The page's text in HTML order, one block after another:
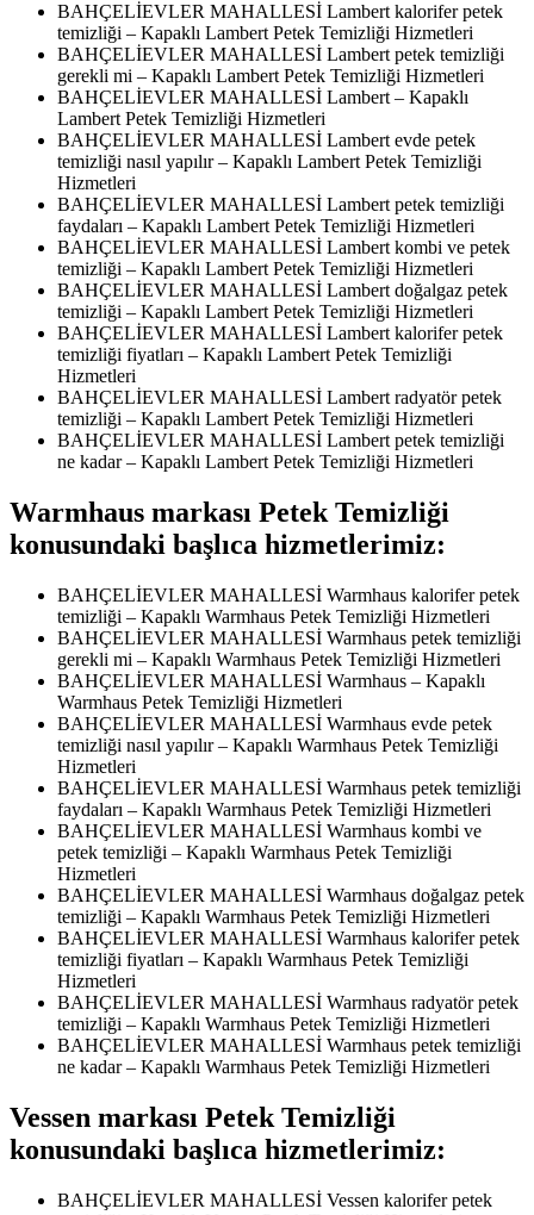
BAHÇELİEVLER MAHALLESİ Lambert kalorifer petek
temizliği – Kapaklı Lambert Petek Temizliği Hizmetleri
BAHÇELİEVLER MAHALLESİ Lambert petek temizliği
gerekli mi – Kapaklı Lambert Petek Temizliği Hizmetleri
BAHÇELİEVLER MAHALLESİ Lambert – Kapaklı
Lambert Petek Temizliği Hizmetleri
BAHÇELİEVLER MAHALLESİ Lambert evde petek
temizliği nasıl yapılır – Kapaklı Lambert Petek Temizliği
Hizmetleri
BAHÇELİEVLER MAHALLESİ Lambert petek temizliği
faydaları – Kapaklı Lambert Petek Temizliği Hizmetleri
BAHÇELİEVLER MAHALLESİ Lambert kombi ve petek
temizliği – Kapaklı Lambert Petek Temizliği Hizmetleri
BAHÇELİEVLER MAHALLESİ Lambert doğalgaz petek
temizliği – Kapaklı Lambert Petek Temizliği Hizmetleri
BAHÇELİEVLER MAHALLESİ Lambert kalorifer petek
temizliği fiyatları – Kapaklı Lambert Petek Temizliği
Hizmetleri
BAHÇELİEVLER MAHALLESİ Lambert radyatör petek
temizliği – Kapaklı Lambert Petek Temizliği Hizmetleri
BAHÇELİEVLER MAHALLESİ Lambert petek temizliği
ne kadar – Kapaklı Lambert Petek Temizliği Hizmetleri
Warmhaus markası Petek Temizliği
konusundaki başlıca hizmetlerimiz:
BAHÇELİEVLER MAHALLESİ Warmhaus kalorifer petek
temizliği – Kapaklı Warmhaus Petek Temizliği Hizmetleri
BAHÇELİEVLER MAHALLESİ Warmhaus petek temizliği
gerekli mi – Kapaklı Warmhaus Petek Temizliği Hizmetleri
BAHÇELİEVLER MAHALLESİ Warmhaus – Kapaklı
Warmhaus Petek Temizliği Hizmetleri
BAHÇELİEVLER MAHALLESİ Warmhaus evde petek
temizliği nasıl yapılır – Kapaklı Warmhaus Petek Temizliği
Hizmetleri
BAHÇELİEVLER MAHALLESİ Warmhaus petek temizliği
faydaları – Kapaklı Warmhaus Petek Temizliği Hizmetleri
BAHÇELİEVLER MAHALLESİ Warmhaus kombi ve
petek temizliği – Kapaklı Warmhaus Petek Temizliği
Hizmetleri
BAHÇELİEVLER MAHALLESİ Warmhaus doğalgaz petek
temizliği – Kapaklı Warmhaus Petek Temizliği Hizmetleri
BAHÇELİEVLER MAHALLESİ Warmhaus kalorifer petek
temizliği fiyatları – Kapaklı Warmhaus Petek Temizliği
Hizmetleri
BAHÇELİEVLER MAHALLESİ Warmhaus radyatör petek
temizliği – Kapaklı Warmhaus Petek Temizliği Hizmetleri
BAHÇELİEVLER MAHALLESİ Warmhaus petek temizliği
ne kadar – Kapaklı Warmhaus Petek Temizliği Hizmetleri
Vessen markası Petek Temizliği
konusundaki başlıca hizmetlerimiz:
BAHÇELİEVLER MAHALLESİ Vessen kalorifer petek